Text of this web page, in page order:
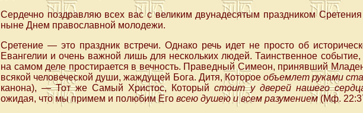
Сердечно поздравляю всех вас с великим двунадесятым праздником
ныне Днем православной молодежи.
Сретение — это праздник встречи. Однако речь идет не просто об
Евангелии и очень важной лишь для нескольких людей. Таинственное
на самом деле простирается в вечность. Праведный Симеон, принявший
всякой человеческой души, жаждущей Бога. Дитя, Котороеобъемлет руками
канона), — Тот же Самый Христос, Которыйстоит у дверей нашего
ожидая, что мы примем и полюбим Его всею душею и всем разумением (Мф.